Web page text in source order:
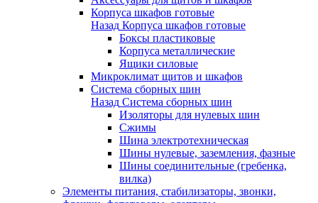
Корпуса шкафов готовые
Назад Корпуса шкафов готовые
Боксы пластиковые
Корпуса металлические
Ящики силовые
Микроклимат щитов и шкафов
Система сборных шин
Назад Система сборных шин
Изоляторы для нулевых шин
Сжимы
Шина электротехническая
Шины нулевые, заземления, фазные
Шины соединительные (гребенка,
вилка)
Элементы питания, стабилизаторы, звонки,